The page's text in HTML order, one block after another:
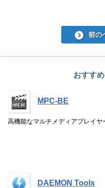
前の
おすす
MPC-BE
高機能なマルチメディアプレイヤ
DAEMON Tools